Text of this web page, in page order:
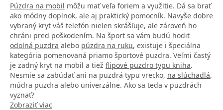
Púzdra na mobil môžu mať veľa foriem a využitie. Dá sa brať
ako módny doplnok, ale aj praktický pomocník. Navyše dobre
vybraný kryt váš telefón nielen skrášľuje, ale zároveň ho
chráni pred poškodením. Na šport sa vám budú hodiť
odolná puzdra alebo púzdra na ruku, existuje i špeciálna
kategória pomenovaná priamo športové puzdra. Veľmi častý
je zadný kryt na mobil a tiež flipové puzdro typu kniha.
Nesmie sa zabúdať ani na puzdrá typu vrecko, na slúchadlá,
múdra puzdra alebo univerzálne. Ako sa teda v puzdrách
vyznať?
Zobraziť viac